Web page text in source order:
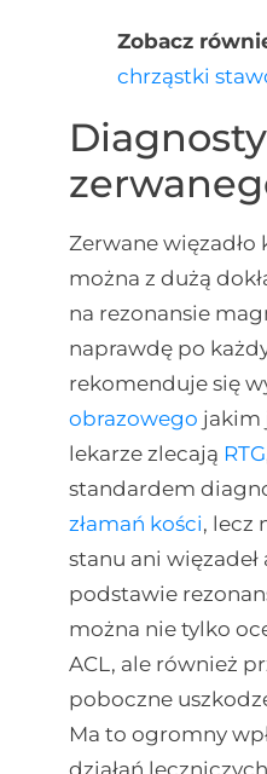
Zobacz
chrząstki
Zerwane
można z dużą
na rezonansie
naprawdę po
rekomenduje się
obrazowego jakim
lekarze zlecają RTG
standardem
złamań kości, lecz
stanu ani więzadeł
podstawie
można nie tylko
ACL, ale również
poboczne
Ma to ogromny
działań leczniczych.